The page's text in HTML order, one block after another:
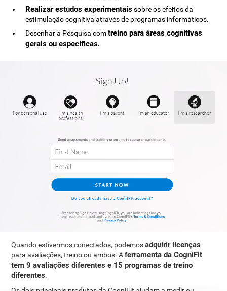
Realizar estudos experimentaissobre os efeitos da
estimulação cognitiva através de programas informáticos.
Desenhar a Pesquisa comtreino para áreas cognitivas
gerais ou específicas.
Quando estivermos conectados, podemosadquirir licenças
para avaliações, treino ou ambos. Aferramenta da CogniFit
tem 9 avaliações diferentes e 15 programas de treino
diferentes.